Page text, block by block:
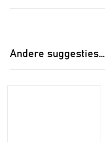
Andere suggesties…